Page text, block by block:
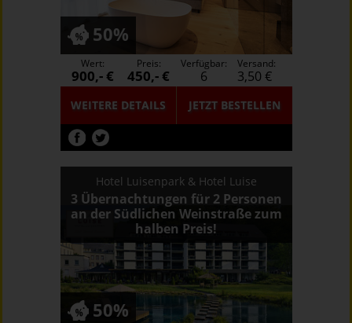
50%
WEITERE DETAILS JETZTBESTELLEN
Wert:
900,- €
Preis:
450,- €
Verfügbar:
6
Versand:
3,50 €
Hotel Luisenpark & Hotel Luise
3 Übernachtungen für 2 Personen
an der Südlichen Weinstraße zum
halben Preis!
50%